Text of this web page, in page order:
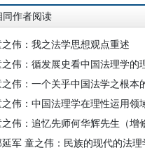
同作者阅读
伟：我之法学思想观点重述